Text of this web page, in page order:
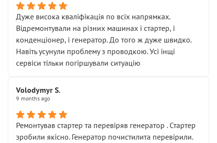
Дуже висока кваліфікація по всіх напрямках.
Відремонтували на різних машинах і стартер, і
конденціонер, і генератор. До того ж дуже швидко.
Навіть усунули проблему з проводкою. Усі інщі
сервіси тільки погіршували ситуацію
Volodymyr S.
9 months ago
Ремонтував стартер та перевіряв генератор . Стартер
зробили якісно. Генератор почистилита перевірили.